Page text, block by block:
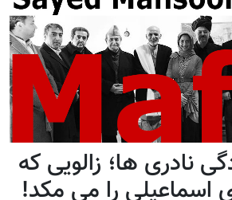
نادری ها؛ زالویی که
را می مکد!